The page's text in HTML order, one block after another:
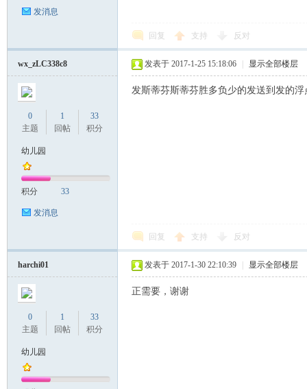
发消息
回复 支持 反对
wx_zLC338c8
0
主题
1
回帖
33
积分
幼儿园
积分 33
发消息
发表于 2017-1-25 15:18:06 显示全部楼层
发斯蒂芬斯蒂芬胜多负少的发送到发的浮
回复 支持 反对
harchi01
0
主题
1
回帖
33
积分
幼儿园
发表于 2017-1-30 22:10:39 显示全部楼层
正需要，谢谢